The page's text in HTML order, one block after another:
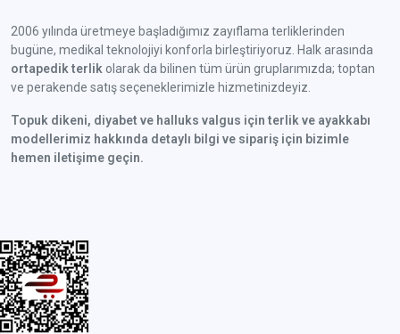
2006 yılında üretmeye başladığımız zayıflama terliklerinden
bugüne, medikal teknolojiyi konforla birleştiriyoruz. Halk arasında
ortapedik terlik olarak da bilinen tüm ürün gruplarımızda; toptan
ve perakende satış seçeneklerimizle hizmetinizdeyiz.
Topuk dikeni, diyabet ve halluks valgus için terlik ve ayakkabı
modellerimiz hakkında detaylı bilgi ve sipariş için bizimle
hemen iletişime geçin.